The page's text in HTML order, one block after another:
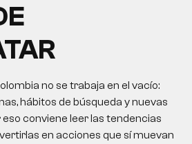
no se trabaja en el vacío:
hábitos de búsqueda y nuevas
eso conviene leer las tendencias
en acciones que sí muevan